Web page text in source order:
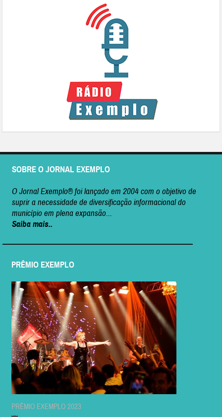
SOBRE O JORNAL EXEMPLO
O Jornal Exemplo® foi lançado em 2004 com o objetivo de
suprir a necessidade de diversificação informacional do
município em plena expansão...
Saiba mais..
PRÊMIO EXEMPLO
PRÊMIO EXEMPLO 2023